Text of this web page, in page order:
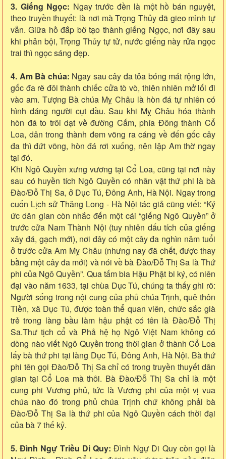
3. Giếng Ngọc: Ngay trước đền là một hồ bán nguyệt,
theo truyền thuyết: là nơi mà Trọng Thủy đã gieo mình tự
vẫn. Giữa hồ đắp bờ tạo thành giếng Ngọc, nơi đây sau
khi phản bội, Trọng Thủy tự tử, nước giếng này rửa ngọc
trai thì ngọc sáng đẹp.
4. Am Bà chúa: Ngay sau cây đa tỏa bóng mát rộng lớn,
gốc đa rẽ đôi thành chiếc cửa tò vò, thiên nhiên mở lối đi
vào am. Tượng Bà chúa Mỵ Châu là hòn đá tự nhiên có
hình dáng người cụt đầu. Sau khi Mỵ Châu hóa thành
hòn đá to trôi dạt về đường Cấm, phía Đông thành Cổ
Loa, dân trong thành đem võng ra cáng về đến gốc cây
đa thì đứt võng, hòn đá rơi xuống, nên lập Am thờ ngay
tại đó.
Khi Ngô Quyền xưng vương tại Cổ Loa, cũng tại nơi này
sau có huyền tích Ngô Quyền có nhân vật thứ phi là bà
Đào/Đỗ Thị Sa, ở Dục Tú, Đông Anh, Hà Nội. Ngay trong
cuốn Lịch sử Thăng Long - Hà Nội tác giả cũng viết: “Ký
ức dân gian còn nhắc đến một cái “giếng Ngô Quyền” ở
trước cửa Nam Thành Nội (tuy nhiên dấu tích của giếng
xây đá, gạch mới), nơi đây có một cây đa nghìn năm tuổi
ở trước cửa Am Mỵ Châu (nhưng nay đã chết, được thay
bằng một cây đa mới) và nói về bà Đào/Đỗ Thị Sa là Thứ
phi của Ngô Quyền”. Qua tấm bia Hậu Phật bi ký, có niên
đại vào năm 1633, tại chùa Dục Tú, chúng ta thấy ghi rõ:
Người sống trong nội cung của phủ chúa Trịnh, quê thôn
Tiền, xã Dục Tú, được toàn thể quan viên, chức sắc già
trẻ trong làng bầu làm hậu phật có tên là Đào/Đỗ Thị
Sa.Thư tịch cổ và Phả hệ họ Ngô Việt Nam không có
dòng nào viết Ngô Quyền trong thời gian ở thành Cổ Loa
lấy bà thứ phi tại làng Dục Tú, Đông Anh, Hà Nội. Bà thứ
phi tên gọi Đào/Đỗ Thị Sa chỉ có trong truyền thuyết dân
gian tại Cổ Loa mà thôi. Bà Đào/Đỗ Thị Sa chỉ là một
cung phi Vương phủ, tức là Vương phi của một vị vua
chúa nào đó trong phủ chúa Trịnh chứ không phải bà
Đào/Đỗ Thị Sa là thứ phi của Ngô Quyền cách thời đại
của bà 7 thế kỷ.
5. Đình Ngự Triều Di Quy: Đình Ngự Di Quy còn gọi là